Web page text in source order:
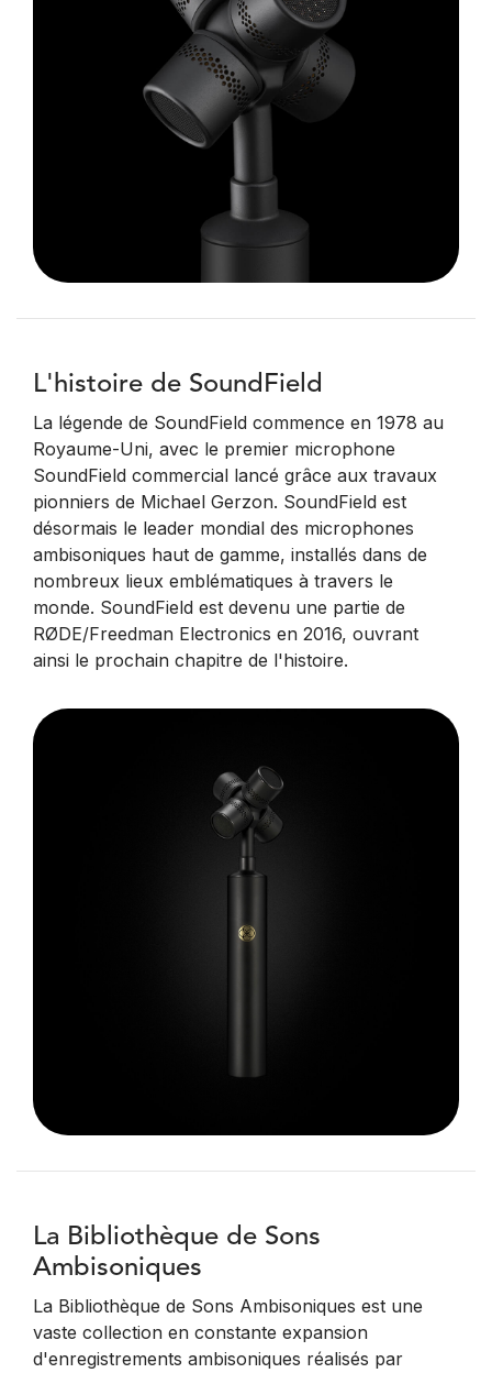
L'histoire de SoundField
La légende de SoundField commence en 1978 au
Royaume-Uni, avec le premier microphone
SoundField commercial lancé grâce aux travaux
pionniers de Michael Gerzon. SoundField est
désormais le leader mondial des microphones
ambisoniques haut de gamme, installés dans de
nombreux lieux emblématiques à travers le
monde. SoundField est devenu une partie de
RØDE/Freedman Electronics en 2016, ouvrant
ainsi le prochain chapitre de l'histoire.
La Bibliothèque de Sons
Ambisoniques
La Bibliothèque de Sons Ambisoniques est une
vaste collection en constante expansion
d'enregistrements ambisoniques réalisés par